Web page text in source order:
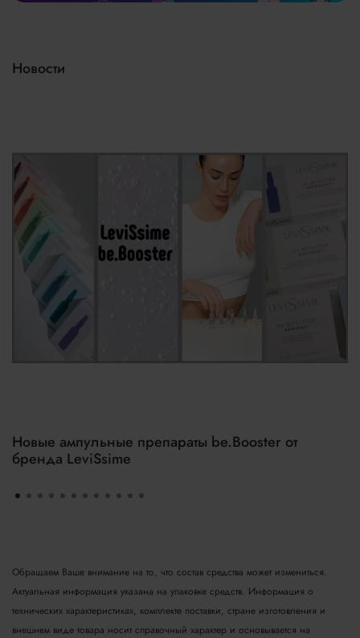
Новости
Новые ампульные препараты be.Booster от
бренда LeviSsime
Обращаем Ваше внимание на то, что состав средства может измениться.
Актуальная информация указана на упаковке средств. Информация о
технических характеристиках, комплекте поставки, стране изготовления и
внешнем виде товара носит справочный характер и основывается на